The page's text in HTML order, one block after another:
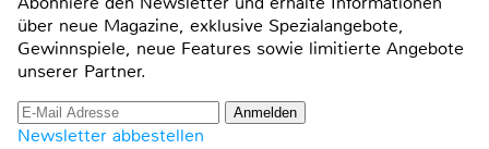
über neue Magazine, exklusive Spezialangebote,
Gewinnspiele, neue Features sowie limitierte Angebote
unserer Partner.
Newsletter abbestellen